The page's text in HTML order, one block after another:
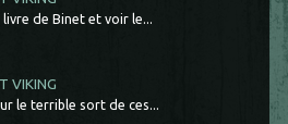
de Binet et voir le...
VIKING
le terrible sort de ces...